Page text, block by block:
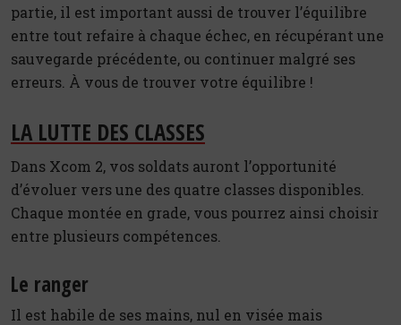
partie, il est important aussi de trouver l’équilibre
entre tout refaire à chaque échec, en récupérant une
sauvegarde précédente, ou continuer malgré ses
erreurs. À vous de trouver votre équilibre !
LA LUTTE DES CLASSES
Dans Xcom 2, vos soldats auront l’opportunité
d’évoluer vers une des quatre classes disponibles.
Chaque montée en grade, vous pourrez ainsi choisir
entre plusieurs compétences.
Le ranger
Il est habile de ses mains, nul en visée mais